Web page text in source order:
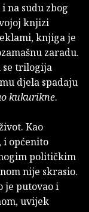
na sudu zbog
knjizi
knjiga je
zaradu.
se trilogija
djela spadaju
kukurikne.
Kao
općenito
političkim
nije skrasio.
je putovao i
uvijek